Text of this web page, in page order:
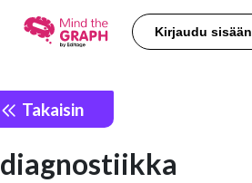
Kirjaudu sisään
Takaisin
diagnostiikka